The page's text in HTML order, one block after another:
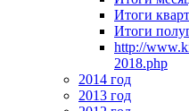
Итоги
Итоги
http://
2018.php
2014 год
2013 год